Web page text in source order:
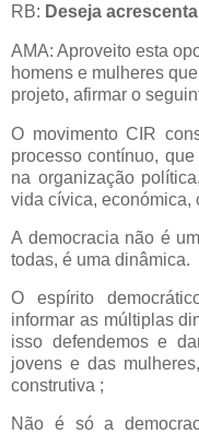
RB: Deseja
AMA: Aproveito esta
homens e mulheres
projeto, afirmar o
O movimento CIR
processo contínuo,
na organização
vida cívica, económica,
A democracia não é
todas, é uma dinâmica.
O espírito
informar as múltiplas
isso defendemos e
jovens e das
construtiva ;
Não é só a